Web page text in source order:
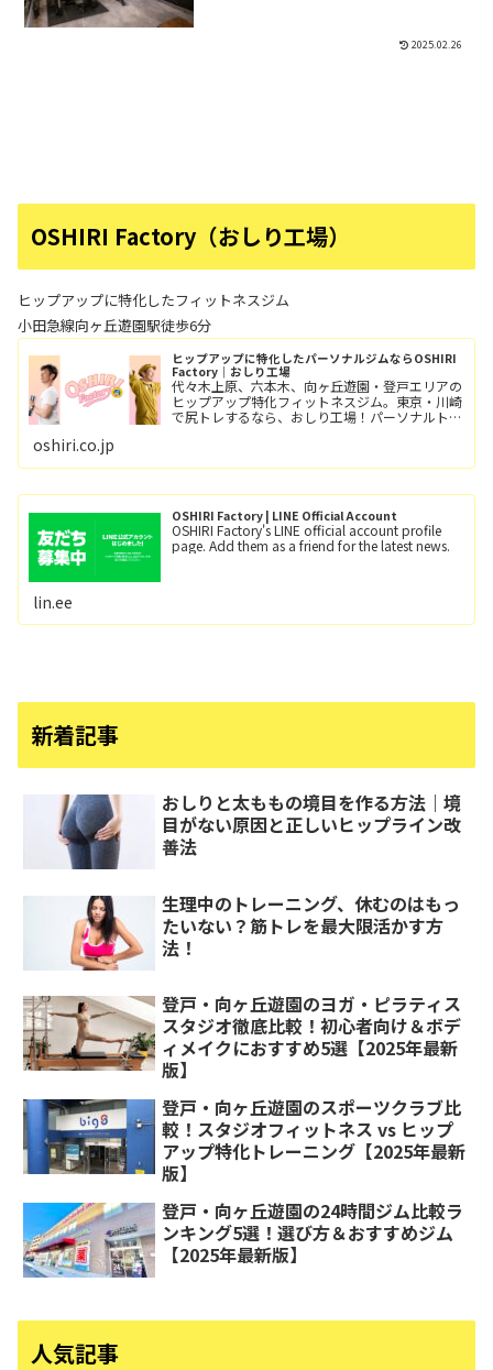
2025.02.26
OSHIRI Factory（おしり工場）
ヒップアップに特化したフィットネスジム
小田急線向ヶ丘遊園駅徒歩6分
ヒップアップに特化したパーソナルジムならOSHIRI
Factory｜おしり工場
代々木上原、六本木、向ヶ丘遊園・登戸エリアの
ヒップアップ特化フィットネスジム。東京・川崎
で尻トレするなら、おしり工場！パーソナルトレ
oshiri.co.jp
OSHIRI Factory | LINE Official Account
OSHIRI Factory's LINE official account profile
page. Add them as a friend for the latest news.
lin.ee
新着記事
おしりと太ももの境目を作る方法｜境
目がない原因と正しいヒップライン改
善法
生理中のトレーニング、休むのはもっ
たいない？筋トレを最大限活かす方
法！
登戸・向ヶ丘遊園のヨガ・ピラティス
スタジオ徹底比較！初心者向け＆ボデ
ィメイクにおすすめ5選【2025年最新
版】
登戸・向ヶ丘遊園のスポーツクラブ比
較！スタジオフィットネス vs ヒップ
アップ特化トレーニング【2025年最新
版】
登戸・向ヶ丘遊園の24時間ジム比較ラ
ンキング5選！選び方＆おすすめジム
【2025年最新版】
人気記事